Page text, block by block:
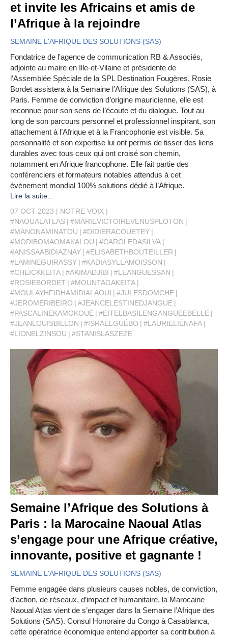
et invite les Africains et amis de
l’Afrique à la rejoindre
SEMAINE L'AFRIQUE DES SOLUTIONS (SAS)
Fondatrice de l'agence de communication RB & Associés,
adjointe au maire en Ille-et-Vilaine et présidente de
l’Assemblée Spéciale de la SPL Destination Fougères, Rosie
Bordet assistera à la Semaine l’Afrique des Solutions (SAS), à
Paris. Femme de conviction d’origine mauricienne, elle est
reconnue pour son sens de l’écoute et du dialogue. Tout au
long de son parcours personnel et professionnel inspirant, son
attachement à l’Afrique et à la Francophonie est visible. Sa
personnalité et son expertise lui ont permis de tisser des liens
durables avec tous ceux qui ont croisé son chemin,
notamment en Afrique francophone. Elle fait partie des
conférenciers et formateurs notables attendus à cet
événement mondial 100% solutions dédié à l’Afrique.
Lire la suite...
07 OCT 2023
NOTRE VOIX
#NAOUALATLAS
#MARIEVICTOIREVENUSPLOTON
#MANONAMINATOU
#DIDIERACOUETEY
#MODIBOMAOMAKALOU
#CAROLEDASILVA
#ANISSAABIDIAZNAY
#ELISABETHBOUTEILLER
#LAMINEGUIRASSY
#KADIASYLLAMOISSON
#CHEICKKEITA
#AKIMADJIBI
#LEANGUESSAN
#ROSIEBORDET
#MOUNTAGAKEITA
#MOULAYHFIDHAMIDIALAOUI
#JULESDOMCHE
#JEROMERIBEIRO
#JEANCELESTINEDJANGUE
#PASCALINEKAMOKOUÉ
#EITELBASILENGANGUEEBELLE
#JEANLOUISBILLON
#ISRAËLGUÉBO
#LAURIELIÉNAFA
#LIONELZINSOU
#STANISLASZEZE
Semaine l’Afrique des Solutions à
Paris : la Marocaine Naoual Atlas
s’engage pour une Afrique créative,
innovante, positive et gagnante !
SEMAINE L'AFRIQUE DES SOLUTIONS (SAS)
Femme engagée dans plusieurs causes nobles, de conviction,
d’action, de réseaux, d’impact et humanitaire, la Marocaine
Naoual Atlas vient de s’engager dans la Semaine l’Afrique des
Solutions (SAS). Consul Honoraire du Congo à Casablanca,
cette opératrice économique entend apporter sa contribution à